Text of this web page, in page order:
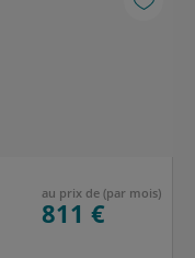
au prix de (par mois)
811 €